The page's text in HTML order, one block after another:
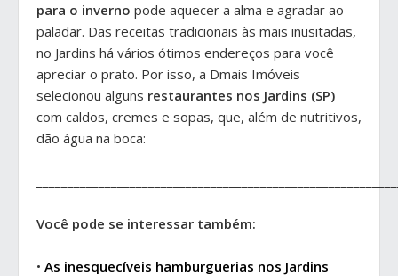
para o inverno pode aquecer a alma e agradar ao
paladar. Das receitas tradicionais às mais inusitadas,
no Jardins há vários ótimos endereços para você
apreciar o prato. Por isso, a Dmais Imóveis
selecionou alguns restaurantes nos Jardins (SP)
com caldos, cremes e sopas, que, além de nutritivos,
dão água na boca:
Você pode se interessar também:
• As inesquecíveis hamburguerias nos Jardins